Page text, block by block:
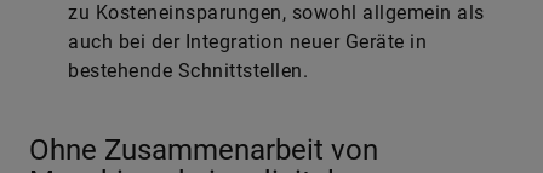
zu Kosteneinsparungen, sowohl allgemein als
auch bei der Integration neuer Geräte in
bestehende Schnittstellen.
Ohne Zusammenarbeit von